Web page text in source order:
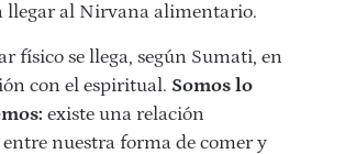
llegar al Nirvana alimentario.
físico se llega, según Sumati, en
con el espiritual. Somos lo
existe una relación
nuestra forma de comer y